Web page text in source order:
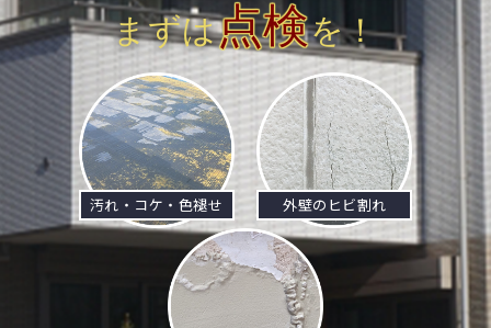
まずは点検を！
汚れ・コケ・色褪せ 外壁のヒビ割れ